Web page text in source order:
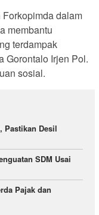
dalam
membantu
terdampak
Gorontalo Irjen Pol.
sosial.
Pastikan Desil
SDM Usai
Pajak dan